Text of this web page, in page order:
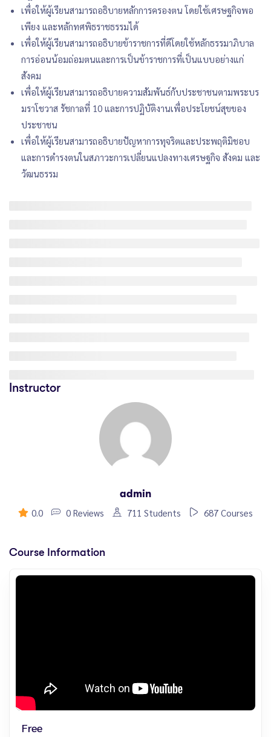
เพื่อให้ผู้เรียนสามารถอธิบายหลักการครองตน โดยใช้เศรษฐกิจพอ
เพียง และหลักทศพิธราชธรรมได้
เพื่อให้ผู้เรียนสามารถอธิบายข้าราชการที่ดีโดยใช้หลักธรรมาภิบาล
การอ่อนน้อมถ่อมตนและการเป็นข้าราชการที่เป็นแบบอย่างแก่
สังคม
เพื่อให้ผู้เรียนสามารถอธิบายความสัมพันธ์กับประชาชนตามพระบร
มราโชวาส รัชกาลที่ 10 และการปฏิบัติงานเพื่อประโยชน์สุขของ
ประชาชน
เพื่อให้ผู้เรียนสามารถอธิบายปัญหาการทุจริตและประพฤติมิชอบ
และการดำรงตนในสภาวะการเปลี่ยนแปลงทางเศรษฐกิจ สังคม และ
วัฒนธรรม
Instructor
admin
0.0
0 Reviews 711 Students 687 Courses
Course Information
Free